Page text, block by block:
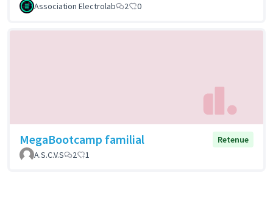
Association Electrolab 2 0
MegaBootcamp familial
Retenue
A.S.C.V.S
2 1